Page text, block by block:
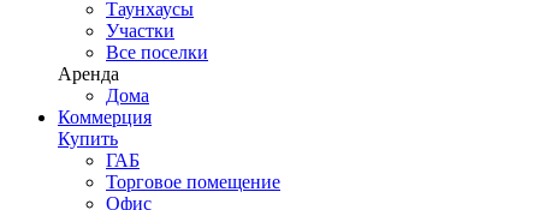
Таунхаусы
Участки
Все поселки
Аренда
Дома
Коммерция
Купить
ГАБ
Торговое помещение
Офис